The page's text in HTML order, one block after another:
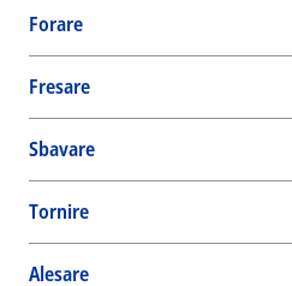
Forare
Fresare
Sbavare
Tornire
Alesare